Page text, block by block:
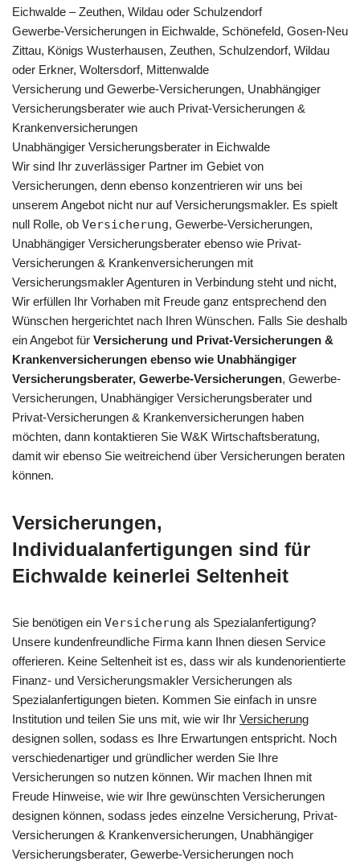
Eichwalde – Zeuthen, Wildau oder Schulzendorf
Gewerbe-Versicherungen in Eichwalde, Schönefeld, Gosen-Neu
Zittau, Königs Wusterhausen, Zeuthen, Schulzendorf, Wildau
oder Erkner, Woltersdorf, Mittenwalde
Versicherung und Gewerbe-Versicherungen, Unabhängiger
Versicherungsberater wie auch Privat-Versicherungen &
Krankenversicherungen
Unabhängiger Versicherungsberater in Eichwalde
Wir sind Ihr zuverlässiger Partner im Gebiet von
Versicherungen, denn ebenso konzentrieren wir uns bei
unserem Angebot nicht nur auf Versicherungsmakler. Es spielt
null Rolle, ob Versicherung, Gewerbe-Versicherungen,
Unabhängiger Versicherungsberater ebenso wie Privat-
Versicherungen & Krankenversicherungen mit
Versicherungsmakler Agenturen in Verbindung steht und nicht,
Wir erfüllen Ihr Vorhaben mit Freude ganz entsprechend den
Wünschen hergerichtet nach Ihren Wünschen. Falls Sie deshalb
ein Angebot für Versicherung und Privat-Versicherungen &
Krankenversicherungen ebenso wie Unabhängiger
Versicherungsberater, Gewerbe-Versicherungen, Gewerbe-
Versicherungen, Unabhängiger Versicherungsberater und
Privat-Versicherungen & Krankenversicherungen haben
möchten, dann kontaktieren Sie W&K Wirtschaftsberatung,
damit wir ebenso Sie weitreichend über Versicherungen beraten
können.
Versicherungen,
Individualanfertigungen sind für
Eichwalde keinerlei Seltenheit
Sie benötigen ein Versicherung als Spezialanfertigung?
Unsere kundenfreundliche Firma kann Ihnen diesen Service
offerieren. Keine Seltenheit ist es, dass wir als kundenorientierte
Finanz- und Versicherungsmakler Versicherungen als
Spezialanfertigungen bieten. Kommen Sie einfach in unsre
Institution und teilen Sie uns mit, wie wir Ihr Versicherung
designen sollen, sodass es Ihre Erwartungen entspricht. Noch
verschiedenartiger und gründlicher werden Sie Ihre
Versicherungen so nutzen können. Wir machen Ihnen mit
Freude Hinweise, wie wir Ihre gewünschten Versicherungen
designen können, sodass jedes einzelne Versicherung, Privat-
Versicherungen & Krankenversicherungen, Unabhängiger
Versicherungsberater, Gewerbe-Versicherungen noch